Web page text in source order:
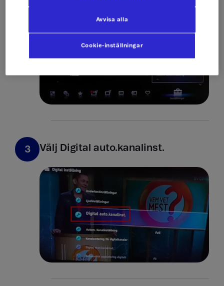
3 Välj Digital auto.kanalinst.
Cookie-inställningar
Avvisa alla